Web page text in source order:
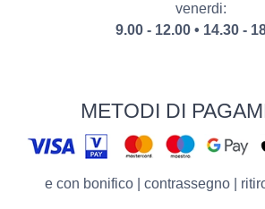
venerdi:
9.00 - 12.00 • 14.30 -
METODI DI
e con bonifico | contrassegno |